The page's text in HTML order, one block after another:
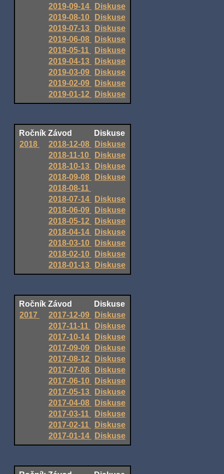
2019-09-14
Diskuse
2019-08-10
Diskuse
2019-07-13
Diskuse
2019-06-08
Diskuse
2019-05-11
Diskuse
2019-04-13
Diskuse
2019-03-09
Diskuse
2019-02-09
Diskuse
2019-01-12
Diskuse
Ročník Závod
Diskuse
2018
2018-12-08
Diskuse
2018-11-10
Diskuse
2018-10-13
Diskuse
2018-09-08
Diskuse
2018-08-11
2018-07-14
Diskuse
2018-06-09
Diskuse
2018-05-12
Diskuse
2018-04-14
Diskuse
2018-03-10
Diskuse
2018-02-10
Diskuse
2018-01-13
Diskuse
Ročník Závod
Diskuse
2017
2017-12-09
Diskuse
2017-11-11
Diskuse
2017-10-14
Diskuse
2017-09-09
Diskuse
2017-08-12
Diskuse
2017-07-08
Diskuse
2017-06-10
Diskuse
2017-05-13
Diskuse
2017-04-08
Diskuse
2017-03-11
Diskuse
2017-02-11
Diskuse
2017-01-14
Diskuse